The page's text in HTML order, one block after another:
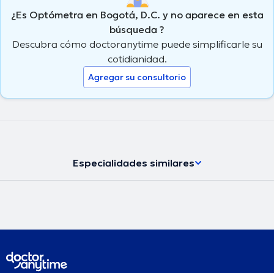
¿Es Optómetra en Bogotá, D.C. y no aparece en esta
búsqueda ?
Descubra cómo doctoranytime puede simplificarle su
cotidianidad.
Agregar su consultorio
Especialidades similares